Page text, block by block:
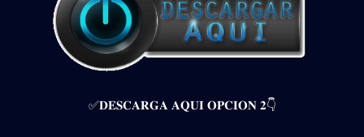
✅𝐃𝐄𝐒𝐂𝐀𝐑𝐆𝐀 𝐀𝐐𝐔𝐈 𝐎𝐏𝐂𝐈𝐎𝐍 𝟐👇